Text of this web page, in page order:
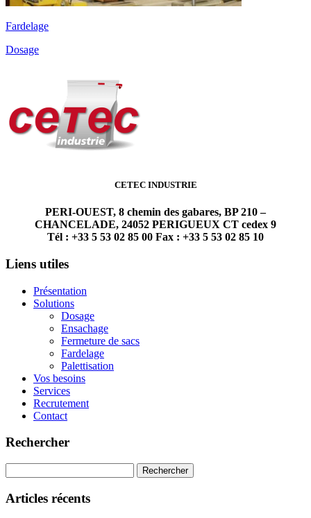
Fardelage
Dosage
CETEC INDUSTRIE
PERI-OUEST, 8 chemin des gabares, BP 210 –
CHANCELADE, 24052 PERIGUEUX CT cedex 9
Tél : +33 5 53 02 85 00 Fax : +33 5 53 02 85 10
Liens utiles
Présentation
Solutions
Dosage
Ensachage
Fermeture de sacs
Fardelage
Palettisation
Vos besoins
Services
Recrutement
Contact
Rechercher
Articles récents